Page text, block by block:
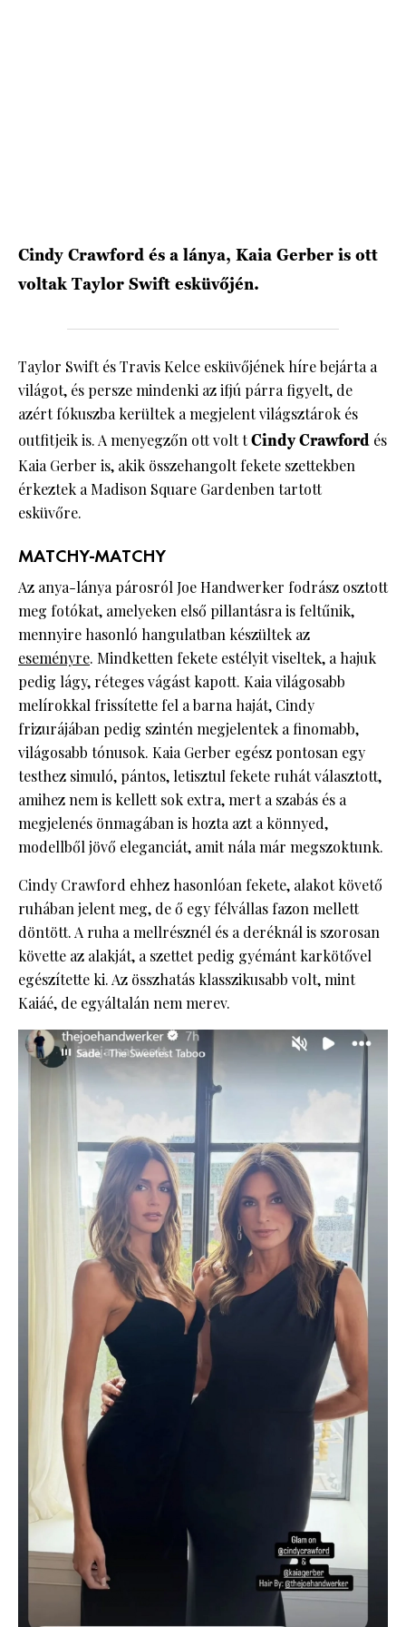
Cindy Crawford és a lánya, Kaia Gerber is ott
voltak Taylor Swift esküvőjén.
Taylor Swift és Travis Kelce esküvőjének híre bejárta a
világot, és persze mindenki az ifjú párra figyelt, de
azért fókuszba kerültek a megjelent világsztárok és
outfitjeik is. A menyegzőn ott volt tCindy Crawford és
Kaia Gerber is, akik összehangolt fekete szettekben
érkeztek a Madison Square Gardenben tartott
esküvőre.
MATCHY-MATCHY
Az anya-lánya párosról Joe Handwerker fodrász osztott
meg fotókat, amelyeken első pillantásra is feltűnik,
mennyire hasonló hangulatban készültek az
eseményre. Mindketten fekete estélyit viseltek, a hajuk
pedig lágy, réteges vágást kapott. Kaia világosabb
melírokkal frissítette fel a barna haját, Cindy
frizurájában pedig szintén megjelentek a finomabb,
világosabb tónusok. Kaia Gerber egész pontosan egy
testhez simuló, pántos, letisztul fekete ruhát választott,
amihez nem is kellett sok extra, mert a szabás és a
megjelenés önmagában is hozta azt a könnyed,
modellből jövő eleganciát, amit nála már megszoktunk.
Cindy Crawford ehhez hasonlóan fekete, alakot követő
ruhában jelent meg, de ő egy félvállas fazon mellett
döntött. A ruha a mellrésznél és a deréknál is szorosan
követte az alakját, a szettet pedig gyémánt karkötővel
egészítette ki. Az összhatás klasszikusabb volt, mint
Kaiáé, de egyáltalán nem merev.